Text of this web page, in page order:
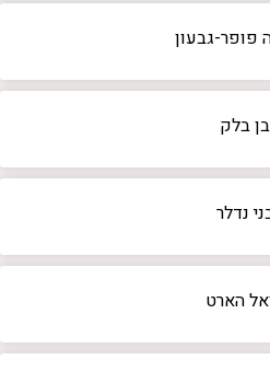
פופר-גבעון
בן בלק
נדלר
הארט